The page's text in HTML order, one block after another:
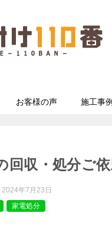
お客様の声 施工事例
回収・処分ご
2024年7月23日
家電処分